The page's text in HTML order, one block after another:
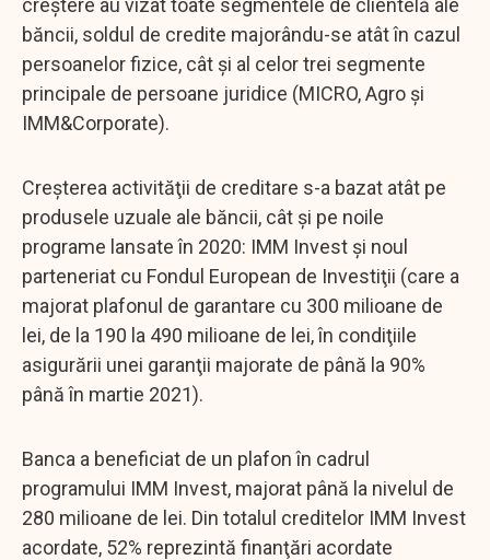
băncii, soldul de credite majorându-se atât în cazul
persoanelor fizice, cât şi al celor trei segmente
principale de persoane juridice (MICRO, Agro şi
IMM&Corporate).
Creşterea activităţii de creditare s-a bazat atât pe
produsele uzuale ale băncii, cât şi pe noile
programe lansate în 2020: IMM Invest şi noul
parteneriat cu Fondul European de Investiţii (care a
majorat plafonul de garantare cu 300 milioane de
lei, de la 190 la 490 milioane de lei, în condiţiile
asigurării unei garanţii majorate de până la 90%
până în martie 2021).
Banca a beneficiat de un plafon în cadrul
programului IMM Invest, majorat până la nivelul de
280 milioane de lei. Din totalul creditelor IMM Invest
acordate, 52% reprezintă finanţări acordate